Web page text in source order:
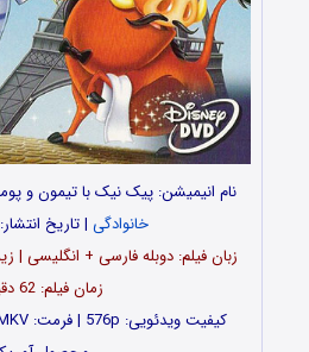
نام انیمیشن: پیک نیک با تیمون و
خانوادگی | تاریخ انتشار:
زبان فیلم: دوبله فارسی + انگلیسی |
زمان فیلم: 62 دقیقه